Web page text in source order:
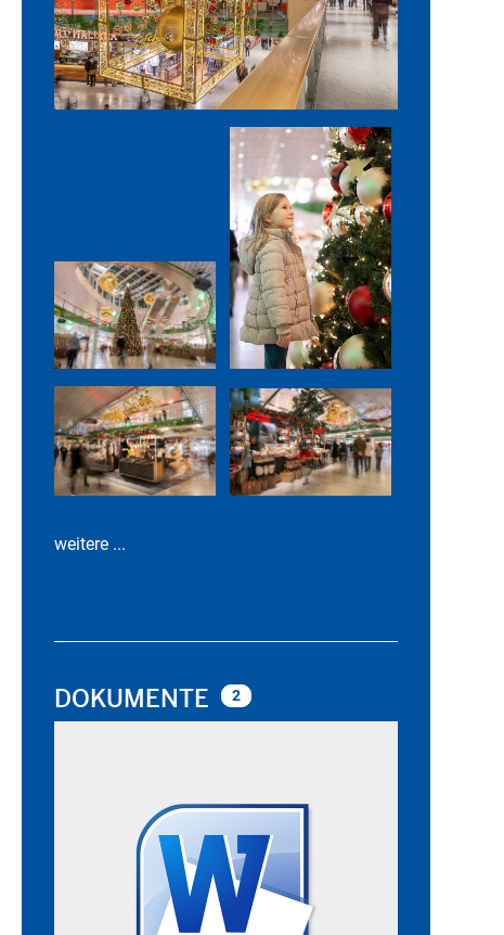
weitere ...
DOKUMENTE 2